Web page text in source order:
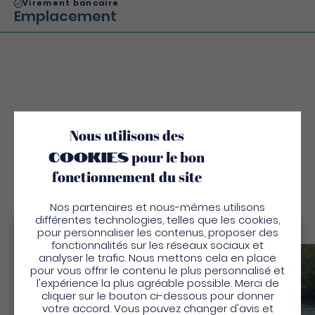
Virement bancaire
Emplacement
Découvrez
Aussi
Bienvenue en Martinique
Pour profiter de votre séjour et trouver des
activités en quelques clics, activez le mode “sur
place”.
Nous utilisons des
cookiespour le bon
fonctionnement du site
Nos partenaires et nous-mêmes utilisons
différentes technologies, telles que les cookies,
pour personnaliser les contenus, proposer des
fonctionnalités sur les réseaux sociaux et
analyser le trafic. Nous mettons cela en place
pour vous offrir le contenu le plus personnalisé et
l'expérience la plus agréable possible. Merci de
cliquer sur le bouton ci-dessous pour donner
votre accord. Vous pouvez changer d'avis et